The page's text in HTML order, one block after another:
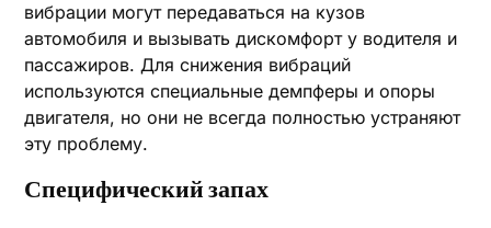
вибрации могут передаваться на кузов
автомобиля и вызывать дискомфорт у водителя и
пассажиров. Для снижения вибраций
используются специальные демпферы и опоры
двигателя, но они не всегда полностью устраняют
эту проблему.
Специфический запах